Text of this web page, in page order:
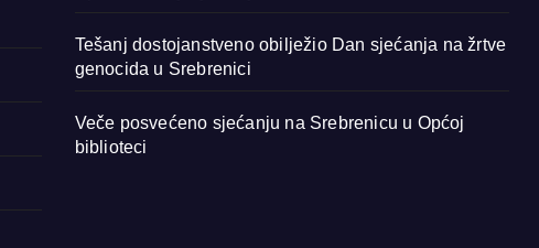
Tešanj dostojanstveno obilježio Dan sjećanja na žrtve
genocida u Srebrenici
Veče posvećeno sjećanju na Srebrenicu u Općoj
biblioteci